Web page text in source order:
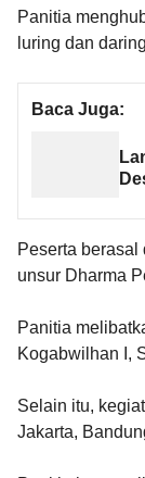
Panitia
luring dan
Baca Juga:
Peserta berasal
unsur Dharma
Panitia
Kogabwilhan I,
Selain itu,
Jakarta,